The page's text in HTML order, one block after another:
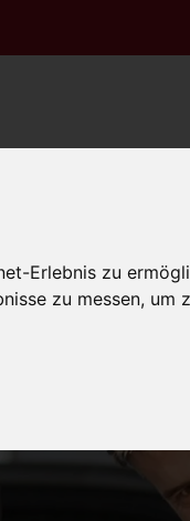
Erlebnis zu
zu messen, um
UNS AUTO